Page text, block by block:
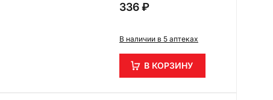
336 ₽
В наличии в 5 аптеках
В КОРЗИНУ